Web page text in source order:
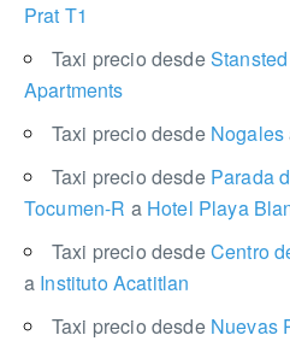
Prat T1
Taxi precio desde
Apartments
Taxi precio desde Nogales
Taxi precio desde Parada
Tocumen-R aHotel Playa
Taxi precio desdeCentro
a Instituto Acatitlan
Taxi precio desde Nuevas